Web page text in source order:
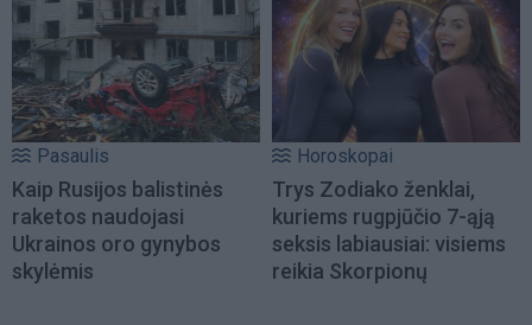
Pasaulis
Kaip Rusijos balistinės
raketos naudojasi
Ukrainos oro gynybos
skylėmis
Horoskopai
Trys Zodiako ženklai,
kuriems rugpjūčio 7-ąją
seksis labiausiai: visiems
reikia Skorpionų